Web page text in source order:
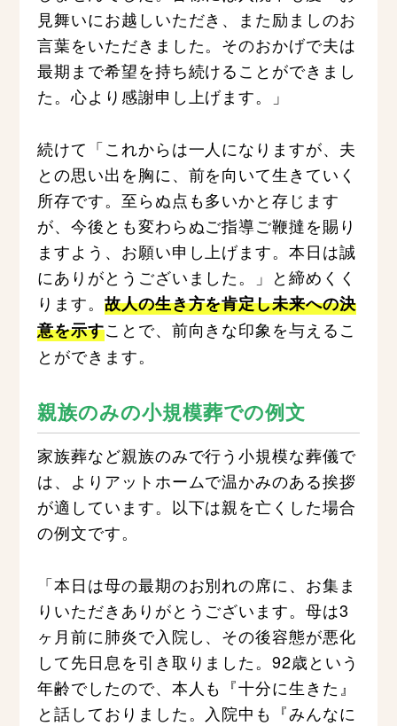
見舞いにお越しいただき、また励ましのお
言葉をいただきました。そのおかげで夫は
最期まで希望を持ち続けることができまし
た。心より感謝申し上げます。」
続けて「これからは一人になりますが、夫
との思い出を胸に、前を向いて生きていく
所存です。至らぬ点も多いかと存じます
が、今後とも変わらぬご指導ご鞭撻を賜り
ますよう、お願い申し上げます。本日は誠
にありがとうございました。」と締めくく
ります。故人の生き方を肯定し未来への決
意を示すことで、前向きな印象を与えるこ
とができます。
親族のみの小規模葬での例文
家族葬など親族のみで行う小規模な葬儀で
は、よりアットホームで温かみのある挨拶
が適しています。以下は親を亡くした場合
の例文です。
「本日は母の最期のお別れの席に、お集ま
りいただきありがとうございます。母は3
ヶ月前に肺炎で入院し、その後容態が悪化
して先日息を引き取りました。92歳という
年齢でしたので、本人も『十分に生きた』
と話しておりました。入院中も『みんなに